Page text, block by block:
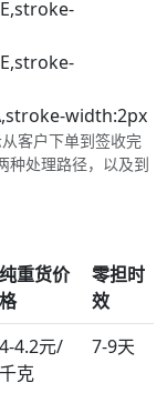
width:2px
客户下单到签收完
种处理路径，以及到
纯重货价
格
零担时
效
4-4.2元/
千克
7-9天